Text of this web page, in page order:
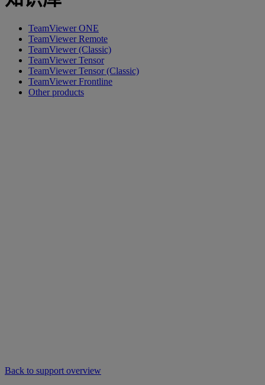
TeamViewer ONE
TeamViewer Remote
TeamViewer (Classic)
TeamViewer Tensor
TeamViewer Tensor (Classic)
TeamViewer Frontline
Other products
Back to support overview